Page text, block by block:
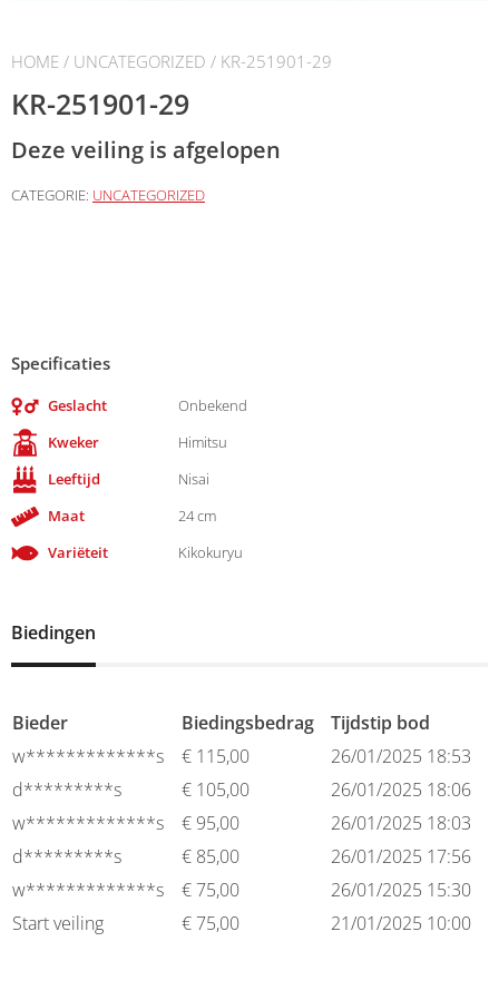
HOME / UNCATEGORIZED / KR-251901-29
KR-251901-29
Deze veiling is afgelopen
CATEGORIE: UNCATEGORIZED
Specificaties
Geslacht
Onbekend
Kweker
Himitsu
Leeftijd
Nisai
Maat
24 cm
Variëteit
Kikokuryu
Biedingen
Bieder Biedingsbedrag
Tijdstip bod
w*************s
€ 115,00
26/01/2025 18:53
d*********s
€ 105,00
26/01/2025 18:06
w*************s
€ 95,00
26/01/2025 18:03
d*********s
€ 85,00
26/01/2025 17:56
w*************s
€ 75,00
26/01/2025 15:30
Start veiling
€ 75,00 21/01/2025 10:00